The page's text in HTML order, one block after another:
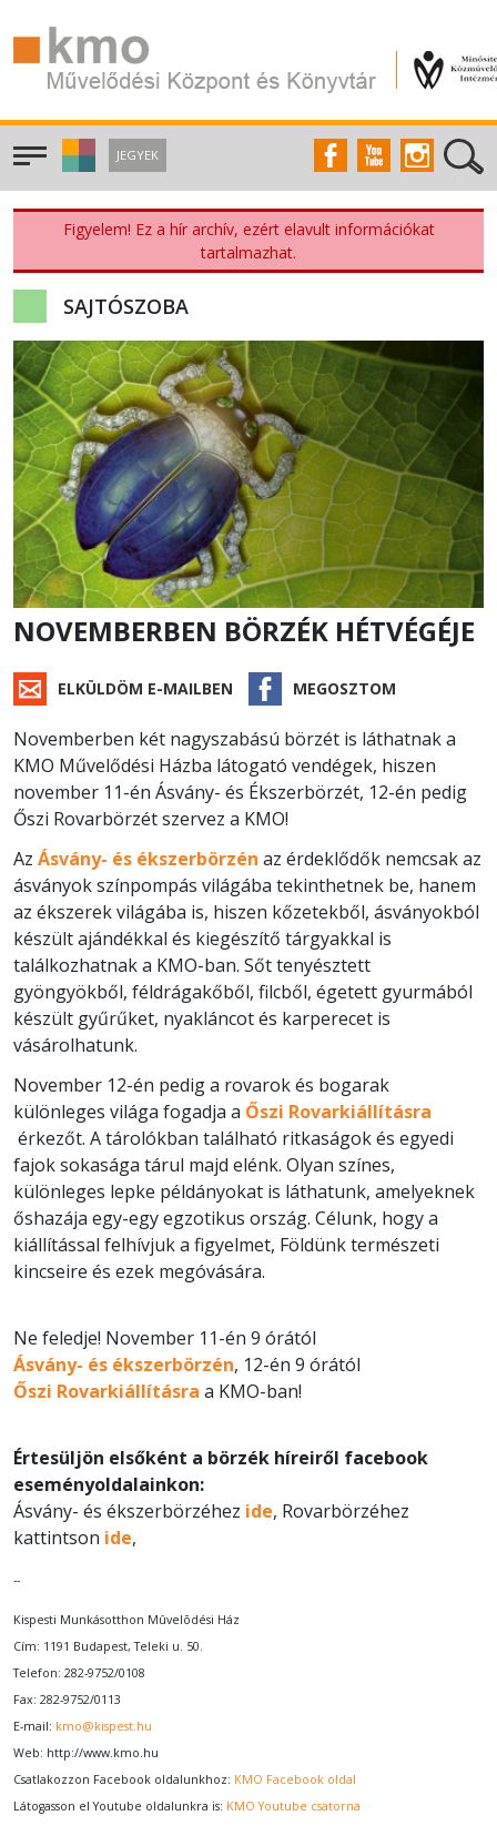
JEGYEK
Figyelem! Ez a hír archív, ezért elavult információkat
tartalmazhat.
SAJTÓSZOBA
NOVEMBERBEN BÖRZÉK HÉTVÉGÉJE
ELKÜLDÖM E-MAILBEN MEGOSZTOM
Novemberben két nagyszabású börzét is láthatnak a
KMO Művelődési Házba látogató vendégek, hiszen
november 11-én Ásvány- és Ékszerbörzét, 12-én pedig
Őszi Rovarbörzét szervez a KMO!
Az Ásvány- és ékszerbörzén az érdeklődők nemcsak az
ásványok színpompás világába tekinthetnek be, hanem
az ékszerek világába is, hiszen kőzetekből, ásványokból
készült ajándékkal és kiegészítő tárgyakkal is
találkozhatnak a KMO-ban. Sőt tenyésztett
gyöngyökből, féldrágakőből, filcből, égetett gyurmából
készült gyűrűket, nyakláncot és karperecet is
vásárolhatunk.
November 12-én pedig a rovarok és bogarak
különleges világa fogadja a Őszi Rovarkiállításra
érkezőt. A tárolókban található ritkaságok és egyedi
fajok sokasága tárul majd elénk. Olyan színes,
különleges lepke példányokat is láthatunk, amelyeknek
őshazája egy-egy egzotikus ország. Célunk, hogy a
kiállítással felhívjuk a figyelmet, Földünk természeti
kincseire és ezek megóvására.
Ne feledje! November 11-én 9 órától
Ásvány- és ékszerbörzén, 12-én 9 órától
Őszi Rovarkiállításra a KMO-ban!
Értesüljön elsőként a börzék híreiről facebook
eseményoldalainkon:
Ásvány- és ékszerbörzéhez ide, Rovarbörzéhez
kattintson ide,
--
Kispesti Munkásotthon Mûvelõdési Ház
Cím: 1191 Budapest, Teleki u. 50.
Telefon: 282-9752/0108
Fax: 282-9752/0113
E-mail: kmo@kispest.hu
Web: http://www.kmo.hu
Csatlakozzon Facebook oldalunkhoz: KMO Facebook oldal
Látogasson el Youtube oldalunkra is: KMO Youtube csatorna